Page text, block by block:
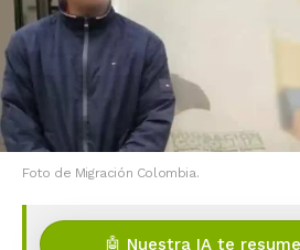
Foto de Migración Colombia.
🤖 Nuestra IA te